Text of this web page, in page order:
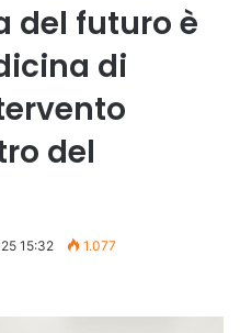
del futuro è
di
del
15:32 1.077